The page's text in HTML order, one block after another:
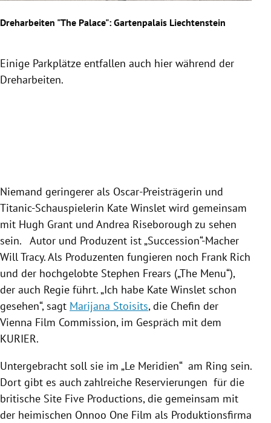
Dreharbeiten "The Palace": Gartenpalais Liechtenstein
Einige Parkplätze entfallen auch hier während der
Dreharbeiten.
Niemand geringerer als Oscar-Preisträgerin und
Titanic-Schauspielerin Kate Winslet wird gemeinsam
mit Hugh Grant und Andrea Riseborough zu sehen
sein. Autor und Produzent ist „Succession“-Macher
Will Tracy. Als Produzenten fungieren noch Frank Rich
und der hochgelobte Stephen Frears („The Menu“),
der auch Regie führt. „Ich habe Kate Winslet schon
gesehen“, sagt Marijana Stoisits, die Chefin der
Vienna Film Commission, im Gespräch mit dem
KURIER.
Untergebracht soll sie im „Le Meridien“ am Ring sein.
Dort gibt es auch zahlreiche Reservierungen für die
britische Site Five Productions, die gemeinsam mit
der heimischen Onnoo One Film als Produktionsfirma